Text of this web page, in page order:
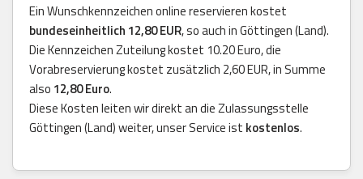
Ein Wunschkennzeichen online reservieren kostet
bundeseinheitlich 12,80 EUR, so auch in Göttingen (Land).
Die Kennzeichen Zuteilung kostet 10.20 Euro, die
Vorabreservierung kostet zusätzlich 2,60 EUR, in Summe
also 12,80 Euro.
Diese Kosten leiten wir direkt an die Zulassungsstelle
Göttingen (Land) weiter, unser Service ist kostenlos.